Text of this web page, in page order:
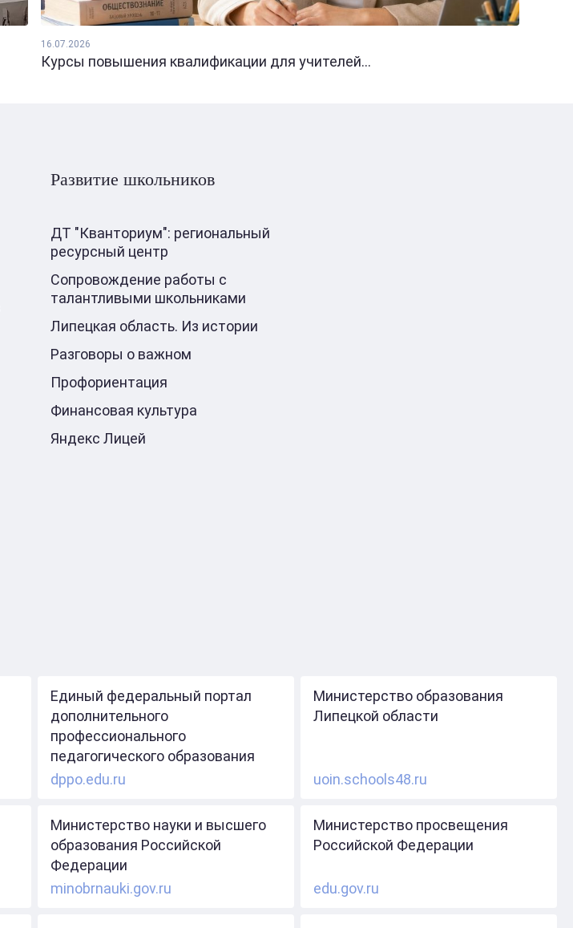
16.07.2026
Курсы повышения квалификации для учителей...
Развитие школьников
ДТ "Кванториум": региональный
ресурсный центр
Сопровождение работы с
талантливыми школьниками
Липецкая область. Из истории
Разговоры о важном
Профориентация
Финансовая культура
Яндекс Лицей
Единый федеральный портал
дополнительного
профессионального
педагогического образования
dppo.edu.ru
Министерство образования
Липецкой области
uoin.schools48.ru
Министерство науки и высшего
образования Российской
Федерации
minobrnauki.gov.ru
Министерство просвещения
Российской Федерации
edu.gov.ru